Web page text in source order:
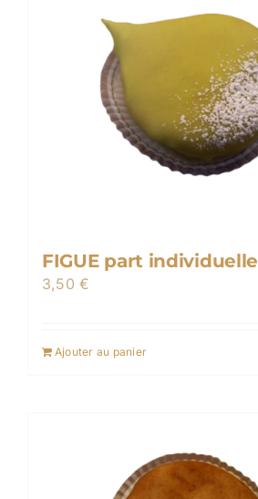
FIGUE part individuelle
3,50€
Ajouter au panier